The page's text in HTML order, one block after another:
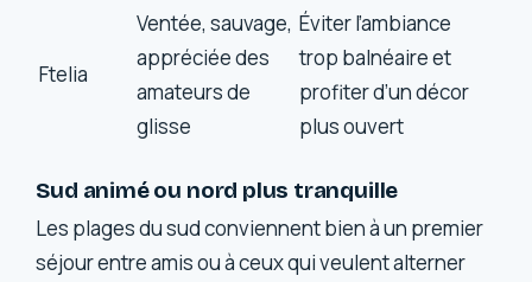
Ftelia
Ventée, sauvage,
appréciée des
amateurs de
glisse
Éviter l’ambiance
trop balnéaire et
profiter d’un décor
plus ouvert
Sud animé ou nord plus tranquille
Les plages du sud conviennent bien à un premier
séjour entre amis ou à ceux qui veulent alterner